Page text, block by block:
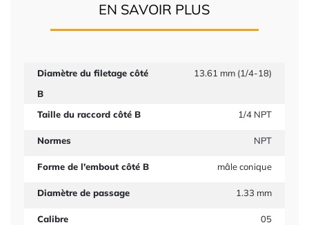
EN SAVOIR PLUS
Diamètre du filetage côté
B
13.61 mm (1/4-18)
Taille du raccord côté B 1/4 NPT
Normes NPT
Forme de l'embout côté B mâle conique
Diamètre de passage 1.33 mm
Calibre 05